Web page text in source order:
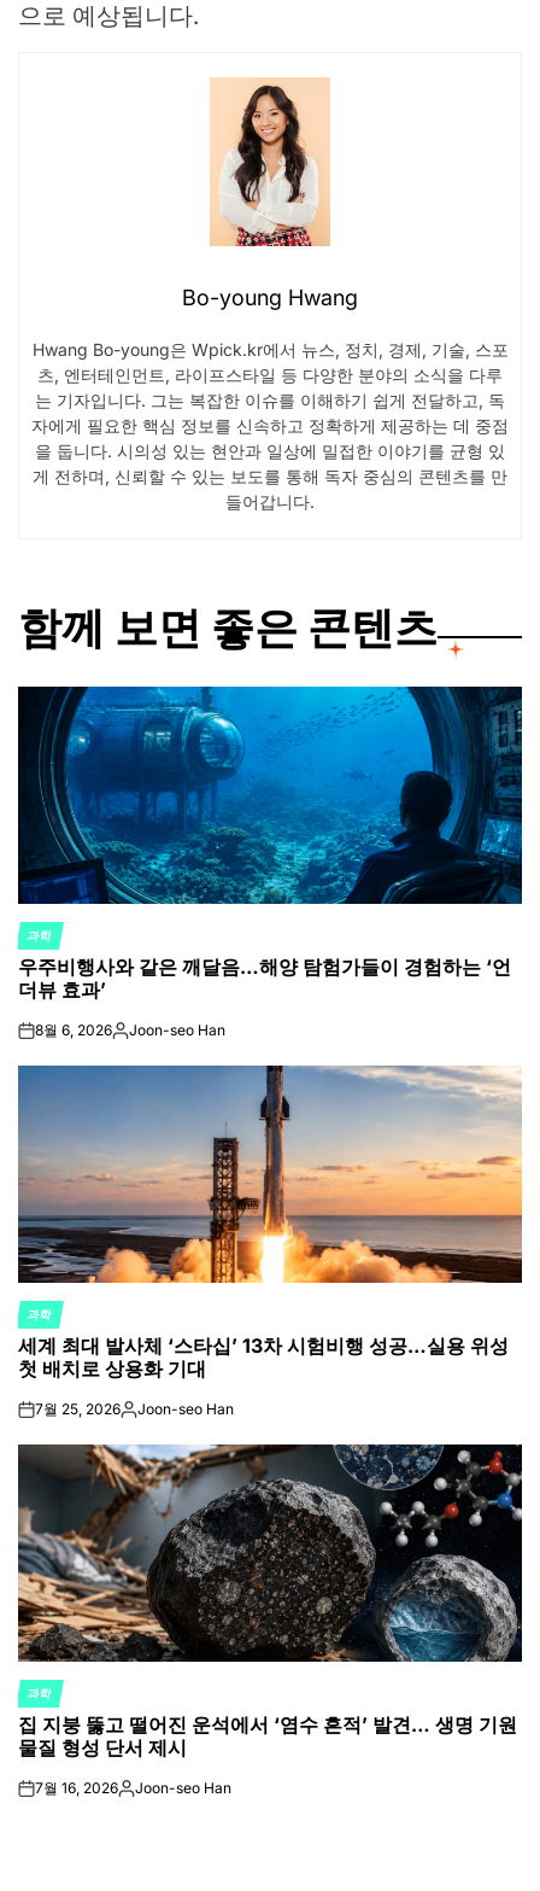
으로 예상됩니다.
Bo-young Hwang
Hwang Bo-young은 Wpick.kr에서 뉴스, 정치, 경제, 기술, 스포
츠, 엔터테인먼트, 라이프스타일 등 다양한 분야의 소식을 다루
는 기자입니다. 그는 복잡한 이슈를 이해하기 쉽게 전달하고, 독
자에게 필요한 핵심 정보를 신속하고 정확하게 제공하는 데 중점
을 둡니다. 시의성 있는 현안과 일상에 밀접한 이야기를 균형 있
게 전하며, 신뢰할 수 있는 보도를 통해 독자 중심의 콘텐츠를 만
들어갑니다.
함께 보면 좋은 콘텐츠
POSTED
IN
과학
우주비행사와 같은 깨달음…해양 탐험가들이 경험하는 ‘언
더뷰 효과’
on8월 6, 2026Posted
Joon-seo Han
POSTED
IN
과학
세계 최대 발사체 ‘스타십’ 13차 시험비행 성공…실용 위성
첫 배치로 상용화 기대
on7월 25, 2026Posted
Joon-seo Han
POSTED
IN
과학
집 지붕 뚫고 떨어진 운석에서 ‘염수 흔적’ 발견… 생명 기원
물질 형성 단서 제시
on7월 16, 2026Posted
Joon-seo Han